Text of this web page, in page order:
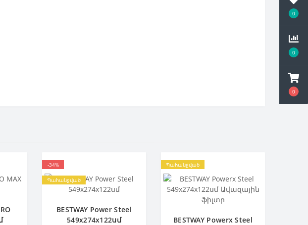
0
0
0
-34%
Պահանջված
BESTWAY Power Steel
549х274х122սմ
Պահանջված
BESTWAY Powerx Steel